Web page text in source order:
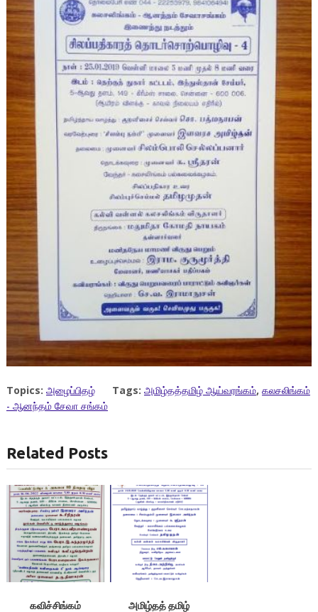
Topics: அழைப்பிதழ் Tags: அமிழ்தத்தமிழ் ஆய்வரங்கம், கலசலிங்கம்
- ஆனந்தம் சேவா சங்கம்
Related Posts
கவிச்சிங்கம்
அமிழ்தத் தமிழ்